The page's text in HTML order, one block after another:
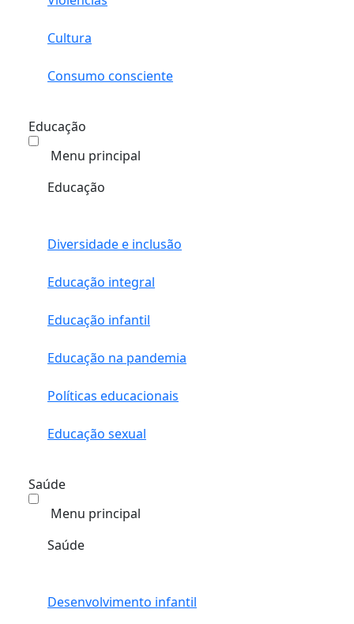
Cultura
Consumo consciente
Educação
Menu principal
Educação
Diversidade e inclusão
Educação integral
Educação infantil
Educação na pandemia
Políticas educacionais
Educação sexual
Saúde
Menu principal
Saúde
Desenvolvimento infantil